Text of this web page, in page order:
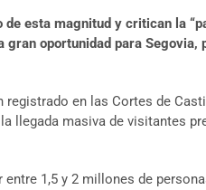
esta magnitud y critican la
gran oportunidad para Segovia,
en las Cortes de
llegada masiva de visitantes
1,5 y 2 millones de